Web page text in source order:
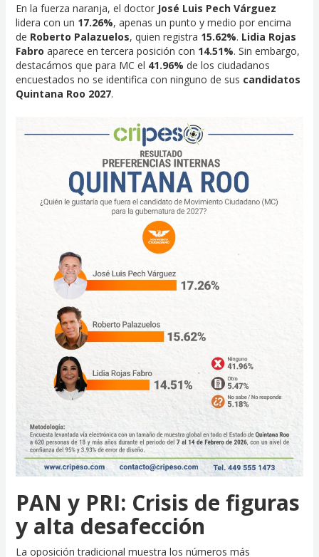
En la fuerza naranja, el doctor José Luis Pech Várguez
lidera con un 17.26%, apenas un punto y medio por encima
de Roberto Palazuelos, quien registra 15.62%. Lidia Rojas
Fabro aparece en tercera posición con 14.51%. Sin embargo,
destacámos que para MC el 41.96% de los ciudadanos
encuestados no se identifica con ninguno de sus candidatos
Quintana Roo 2027.
PAN y PRI: Crisis de figuras
y alta desafección
La oposición tradicional muestra los números más